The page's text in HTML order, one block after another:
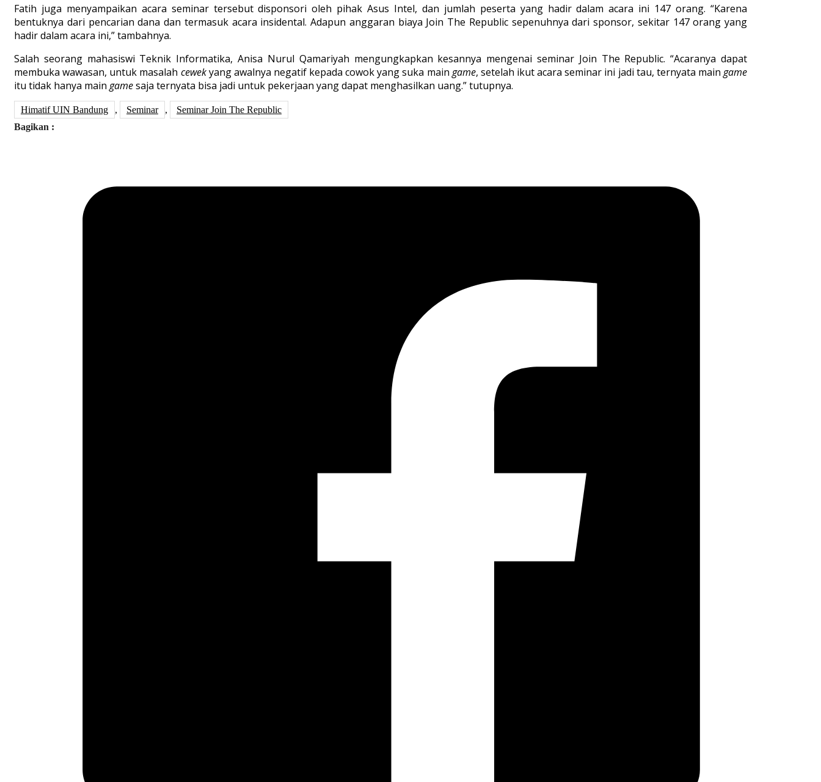
Fatih juga menyampaikan acara seminar tersebut disponsori oleh pihak Asus Intel, dan jumlah peserta yang hadir dalam acara ini 147 orang. “Karena
bentuknya dari pencarian dana dan termasuk acara insidental. Adapun anggaran biaya Join The Republic sepenuhnya dari sponsor, sekitar 147 orang yang
hadir dalam acara ini,” tambahnya.
Salah seorang mahasiswi Teknik Informatika, Anisa Nurul Qamariyah mengungkapkan kesannya mengenai seminar Join The Republic. “Acaranya dapat
membuka wawasan, untuk masalah cewekyang awalnya negatif kepada cowok yang suka maingame, setelah ikut acara seminar ini jadi tau, ternyata maingame
itu tidak hanya maingamesaja ternyata bisa jadi untuk pekerjaan yang dapat menghasilkan uang.” tutupnya.
Himatif UIN Bandung , Seminar ,
Seminar Join The Republic
Bagikan :